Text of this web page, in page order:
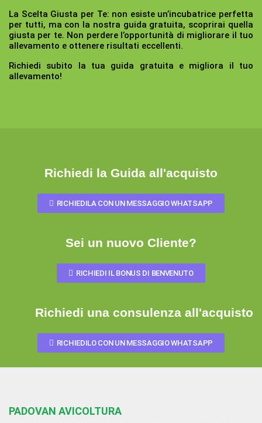
La Scelta Giusta per Te: non esiste un’incubatrice perfetta
per tutti, ma con la nostra guida gratuita, scoprirai quella
giusta per te. Non perdere l’opportunità di migliorare il tuo
allevamento e ottenere risultati eccellenti.
Richiedi subito la tua guida gratuita e migliora il tuo
allevamento!
Richiedi la Guida all'acquisto
RICHIEDILA CON UN MESSAGGIO WHATSAPP
Sei un nuovo Cliente?
RICHIEDI IL BONUS DI BENVENUTO
Richiedi una consulenza all'acquisto
RICHIEDILO CON UN MESSAGGIO WHATSAPP
PADOVAN AVICOLTURA